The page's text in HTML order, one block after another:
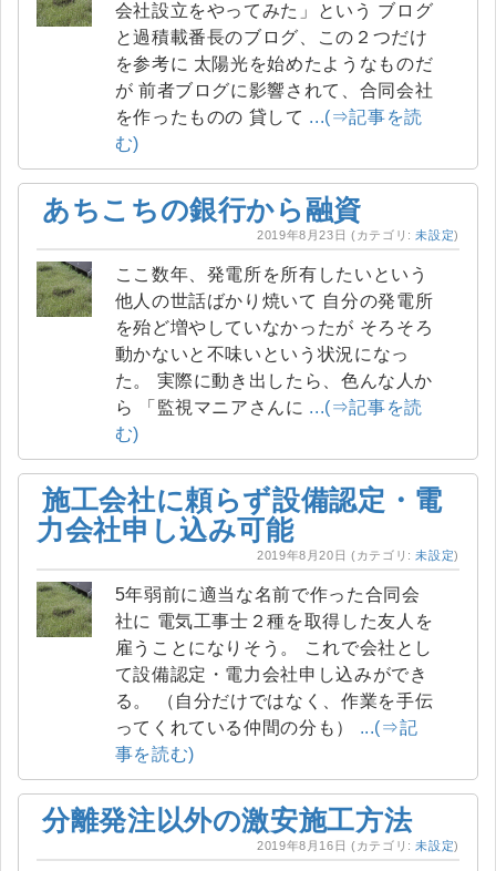
会社設立をやってみた」という ブログ
と過積載番長のブログ、この２つだけ
を参考に 太陽光を始めたようなものだ
が 前者ブログに影響されて、合同会社
を作ったものの 貸して ...(⇒記事を読
む)
あちこちの銀行から融資
2019年8月23日 (カテゴリ:未設定)
ここ数年、発電所を所有したいという
他人の世話ばかり焼いて 自分の発電所
を殆ど増やしていなかったが そろそろ
動かないと不味いという状況になっ
た。 実際に動き出したら、色んな人か
ら 「監視マニアさんに ...(⇒記事を読
む)
施工会社に頼らず設備認定・電
力会社申し込み可能
2019年8月20日 (カテゴリ:未設定)
5年弱前に適当な名前で作った合同会
社に 電気工事士２種を取得した友人を
雇うことになりそう。 これで会社とし
て設備認定・電力会社申し込みができ
る。 （自分だけではなく、作業を手伝
ってくれている仲間の分も） ...(⇒記
事を読む)
分離発注以外の激安施工方法
2019年8月16日 (カテゴリ:未設定)